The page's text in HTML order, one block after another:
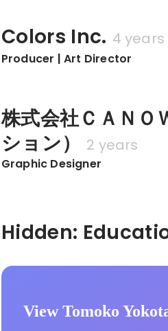
Colors Inc. 4 years
Producer | Art Director
株式会社ＣＡＮＯ
ション）
2 years
Graphic Designer
View Tomoko